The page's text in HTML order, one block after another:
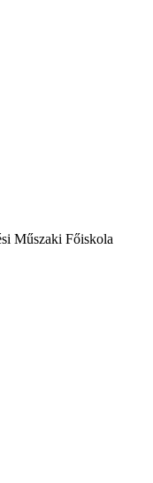
Műszaki Főiskola